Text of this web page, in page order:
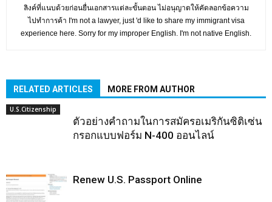
ลิงค์ที่แนบด้วยก่อนยื่นเอกสารแต่ละขั้นตอน ไม่อนุญาตให้คัดลอกข้อความ
ไปทำการค้า I'm not a lawyer, just 'd like to share my immigrant visa
experience here. Sorry for my improper English. I'm not native English.
RELATED ARTICLES MORE FROM AUTHOR
U.S.Citizenship
ตัวอย่างคำถามในการสมัครอเมริกันซิติเซ่น
กรอกแบบฟอร์ม N-400 ออนไลน์
Renew U.S. Passport Online